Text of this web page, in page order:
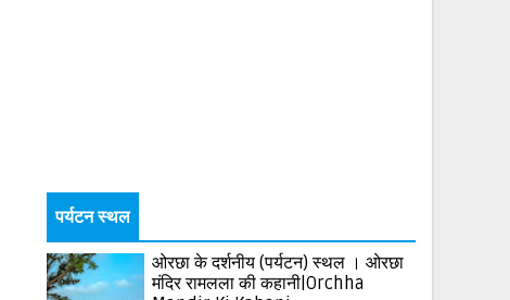
पर्यटन स्थल
ओरछा के दर्शनीय (पर्यटन) स्थल । ओरछा
मंदिर रामलला की कहानी|Orchha